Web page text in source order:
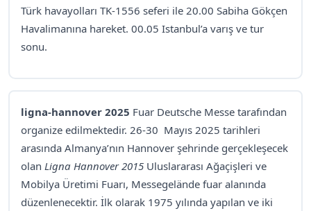
Türk havayolları TK-1556 seferi ile 20.00 Sabiha Gökçen
Havalimanına hareket. 00.05 Istanbul’a varış ve tur
sonu.
ligna-hannover 2025 Fuar Deutsche Messe tarafından
organize edilmektedir. 26-30 Mayıs 2025 tarihleri
arasında Almanya’nın Hannover şehrinde gerçekleşecek
olan Ligna Hannover 2015 Uluslararası Ağaçişleri ve
Mobilya Üretimi Fuarı, Messegelände fuar alanında
düzenlenecektir. İlk olarak 1975 yılında yapılan ve iki